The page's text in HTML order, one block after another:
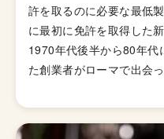
許を取るのに必要な最低
に最初に免許を取得した
1970年代後半から80年代
た創業者がローマで出会
を故郷の新潟から日本に
ゴビールだということで